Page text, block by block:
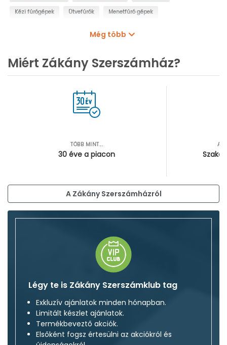
Kézi fúrógépek Ütvefúrók Menetfúró gépek
Még több
Miért Zákány Szerszámház?
TÖBB MINT...
30 éve a piacon
A Zákány Szerszámházról
Légy te is Zákány Szerszámklub tag
Exkluzív ajánlatok minden hónapban.
Limitált készlet ajánlatok.
Termékbeveztő akciók.
Elsőként fogsz értesülni az akciókról és